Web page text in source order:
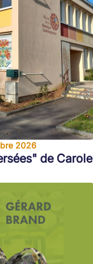
2026
de Carole